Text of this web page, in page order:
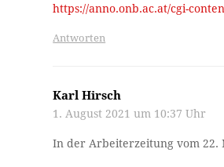
https://anno.onb.ac.at/cgi-
Antworten
Karl Hirsch
1. August 2021 um 10:37 Uhr
In der Arbeiterzeitung vom 22.